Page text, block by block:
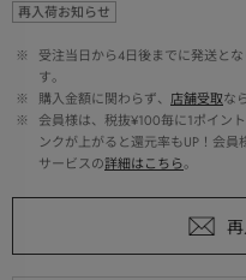
再入荷お知らせ
※
受注当日から4日後までに発送と
す。
※
購入金額に関わらず、 店舗受取な
※
会員様は、税抜¥100毎に1ポイン
ンクが上がると還元率もUP！会
サービスの詳細はこちら。